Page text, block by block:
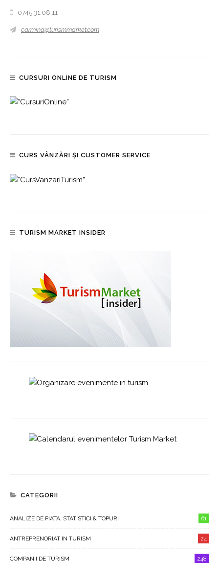
0745.31.08.11
carmina@turismmarket.com
CURSURI ONLINE DE TURISM
CURS VÂNZĂRI ȘI CUSTOMER SERVICE
TURISM MARKET INSIDER
CATEGORII
ANALIZE DE PIATA, STATISTICI & TOPURI 61
ANTREPRENORIAT IN TURISM 24
COMPANII DE TURISM 248